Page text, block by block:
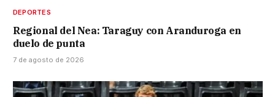
DEPORTES
Regional del Nea: Taraguy con Aranduroga en
duelo de punta
7 de agosto de 2026